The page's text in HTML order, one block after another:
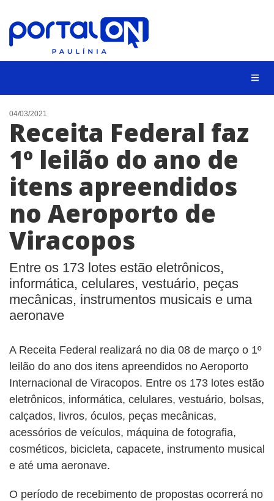
CIDADES
EVENTOS
EMPREGO
ANIVERSÁRIO DAS CIDADES
ANUNCIE
CONTATO
04/03/2021
Receita Federal faz
1º leilão do ano de
itens apreendidos
no Aeroporto de
Viracopos
Entre os 173 lotes estão eletrônicos,
informática, celulares, vestuário, peças
mecânicas, instrumentos musicais e uma
aeronave
A Receita Federal realizará no dia 08 de março o 1º
leilão do ano dos itens apreendidos no Aeroporto
Internacional de Viracopos. Entre os 173 lotes estão
eletrônicos, informática, celulares, vestuário, bolsas,
calçados, livros, óculos, peças mecânicas,
acessórios de veículos, máquina de fotografia,
cosméticos, bicicleta, capacete, instrumento musical
e até uma aeronave.
O período de recebimento de propostas ocorrerá no